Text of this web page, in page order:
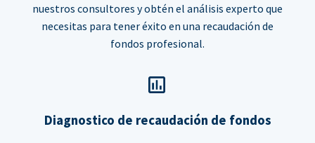
nuestros consultores y obtén el análisis experto que
necesitas para tener éxito en una recaudación de
fondos profesional.
Diagnostico de recaudación de fondos